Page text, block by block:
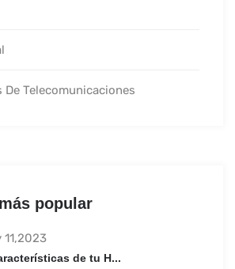
De Telecomunicaciones
popular
11,2023
de tu H...